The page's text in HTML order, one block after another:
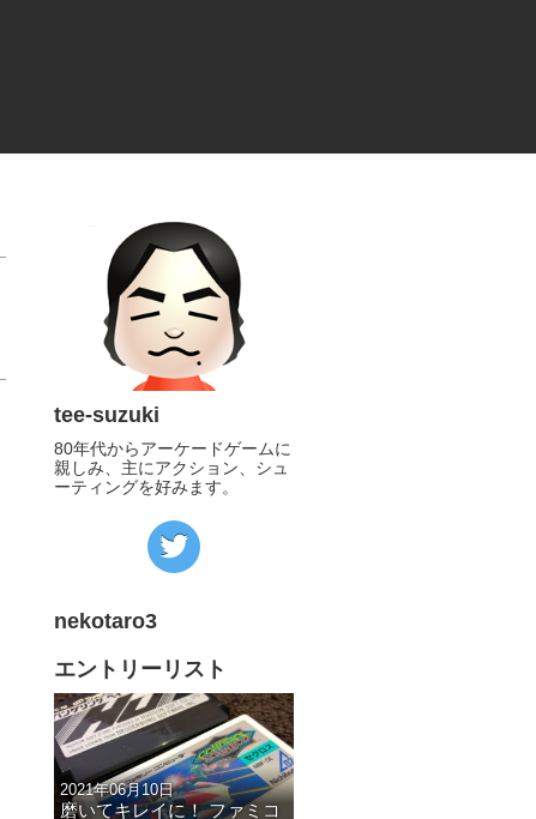
tee-suzuki
80年代からアーケードゲームに
親しみ、主にアクション、シュ
ーティングを好みます。
https://twitter.com/tee_suzuki
の
の
リ
ン
ク
nekotaro3
エントリーリスト
2021年06月10日
磨いてキレイに！ ファミコ